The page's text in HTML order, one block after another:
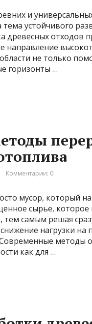
и
устойчивого
древесных отходов
направление
не только
горизонты …
Комментарии: 0
мусор, который
сырье,
самым решая
нагрузки на
Современные методы
как для …